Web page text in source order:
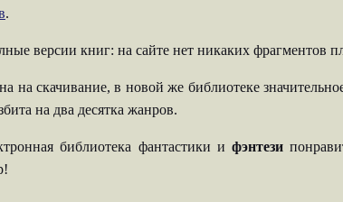
.
версии книг: на сайте нет никаких фрагментов
на скачивание, в новой же библиотеке
на два десятка жанров.
библиотека фантастики и фэнтези